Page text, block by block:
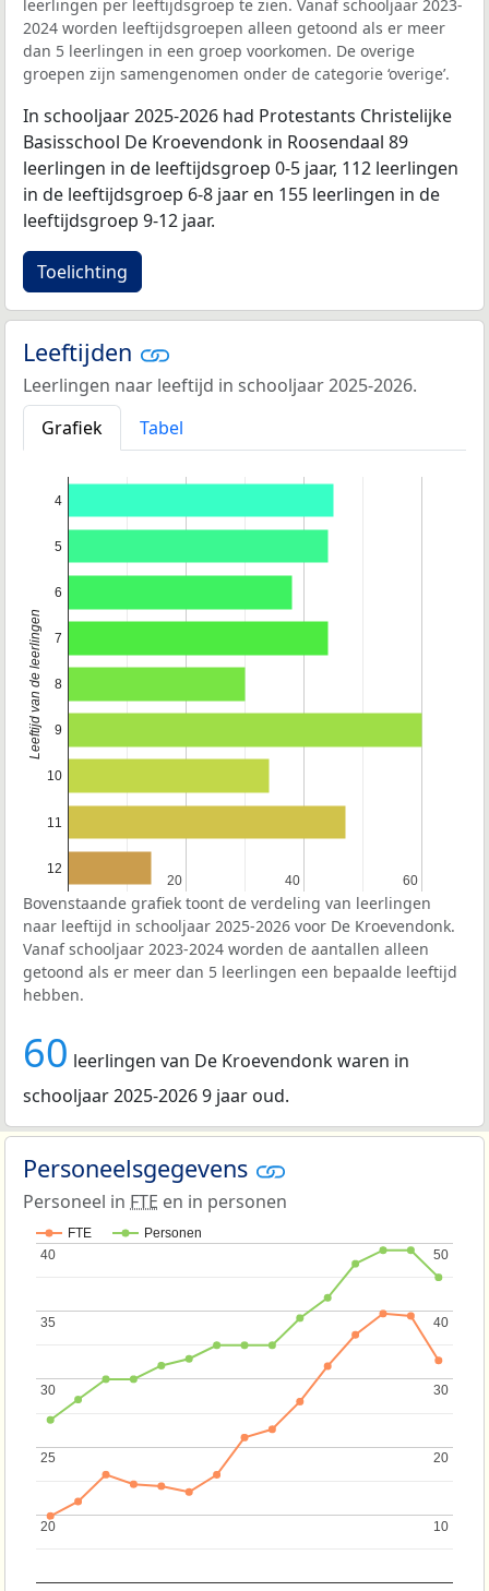
leerlingen per leeftijdsgroep te zien. Vanaf schooljaar 2023-
2024 worden leeftijdsgroepen alleen getoond als er meer
dan 5 leerlingen in een groep voorkomen. De overige
groepen zijn samengenomen onder de categorie ‘overige’.
In schooljaar 2025-2026 had Protestants Christelijke
Basisschool De Kroevendonk in Roosendaal 89
leerlingen in de leeftijdsgroep 0-5 jaar, 112 leerlingen
in de leeftijdsgroep 6-8 jaar en 155 leerlingen in de
leeftijdsgroep 9-12 jaar.
Toelichting
Leeftijden
Leerlingen naar leeftijd in schooljaar 2025-2026.
Grafiek
Tabel
20
20 40
40 60
60
4
5
6
7
8
9
10
11
12
Leeftijd van de leerlingen
Bovenstaande grafiek toont de verdeling van leerlingen
naar leeftijd in schooljaar 2025-2026 voor De Kroevendonk.
Vanaf schooljaar 2023-2024 worden de aantallen alleen
getoond als er meer dan 5 leerlingen een bepaalde leeftijd
hebben.
60 leerlingen van De Kroevendonk waren in
schooljaar 2025-2026 9 jaar oud.
Personeelsgegevens
Personeel in FTE en in personen
FTE Personen
20
20
25
25
30
30
35
35
40
40
10
10
20
20
30
30
40
40
50
50